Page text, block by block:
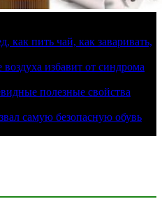
как пить чай, как заваривать,
избавит от синдрома
полезные свойства
самую безопасную обувь